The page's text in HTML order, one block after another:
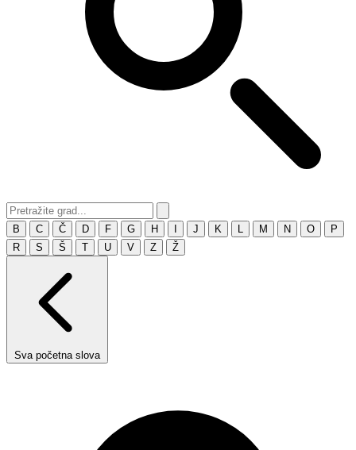
B C Č D F G H J K M N O
P
R
S Š T U V Z Ž
Sva početna slova